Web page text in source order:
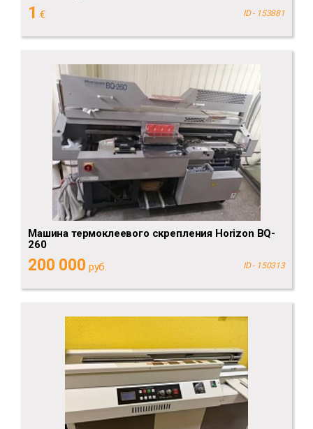
1 € ID - 153881
Машина термоклеевого скрепления Horizon BQ-
260
200 000 руб. ID - 150313